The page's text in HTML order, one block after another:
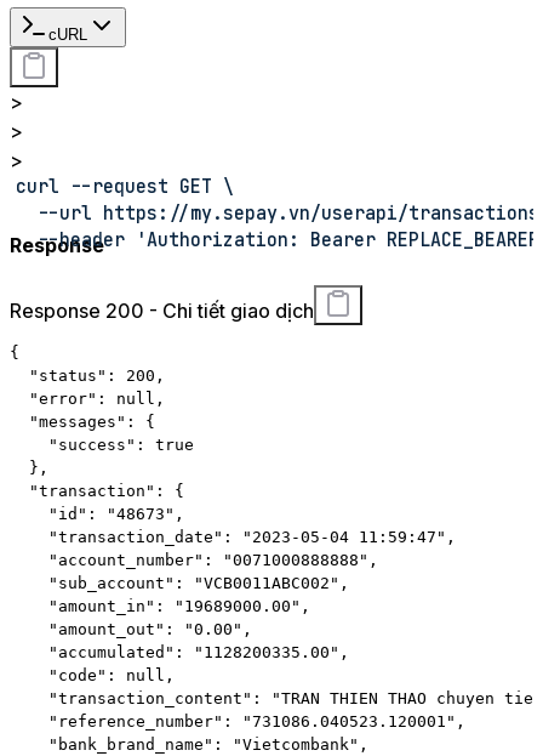
cURL
>
>
>
curl --request GET \
--url https://my.sepay.vn/userapi/
--header 'Authorization: Bearer
Response
Response 200 - Chi tiết giao dịch
{
"status" : 200 ,
"error" : null ,
"messages" :
{
"success" :
true
} ,
"transaction" :
{
"id" : "48673" ,
"transaction_date" : "2023-05-04 11:59:47" ,
"account_number" : "0071000888888" ,
"sub_account" : "VCB0011ABC002" ,
"amount_in" : "19689000.00" ,
"amount_out" : "0.00" ,
"accumulated" : "1128200335.00" ,
"code" : null ,
"transaction_content" :
"TRAN THIEN THAO chuyen
"reference_number" : "731086.040523.120001" ,
"bank_brand_name" : "Vietcombank" ,